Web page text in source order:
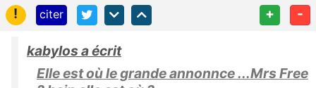
!
citer + -
kabylos a écrit
Elle est où le grande annonnce ...Mrs Free